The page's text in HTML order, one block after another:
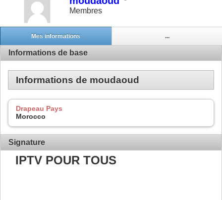
Membres
Mes informations ...
Informations de base
Informations de moudaoud
Drapeau Pays
Morocco
Signature
IPTV POUR TOUS